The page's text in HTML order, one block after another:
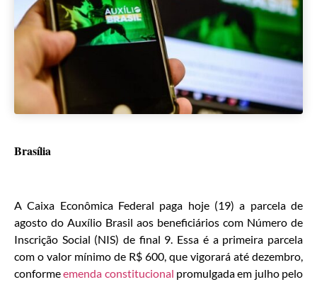
Brasília
A Caixa Econômica Federal paga hoje (19) a parcela de
agosto do Auxílio Brasil aos beneficiários com Número de
Inscrição Social (NIS) de final 9. Essa é a primeira parcela
com o valor mínimo de R$ 600, que vigorará até dezembro,
conformeemenda constitucional promulgada em julho pelo